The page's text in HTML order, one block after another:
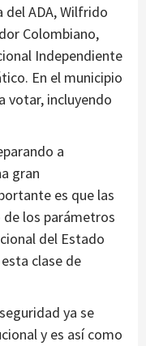
del ADA, Wilfrido
Colombiano,
Independiente
En el municipio
votar, incluyendo
a
gran
es que las
de los parámetros
del Estado
clase de
ya se
y es así como